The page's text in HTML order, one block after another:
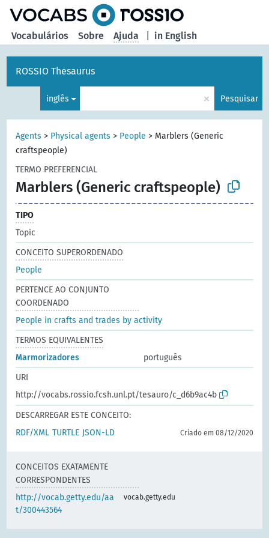
in English
Vocabulários Sobre Ajuda
ROSSIO Thesaurus
inglês × Pesquisar
Agents > Physical agents > People > Marblers (Generic
craftspeople)
TERMO PREFERENCIAL
Marblers (Generic craftspeople)
TIPO
Topic
CONCEITO SUPERORDENADO
People
PERTENCE AO CONJUNTO
COORDENADO
People in crafts and trades by activity
TERMOS EQUIVALENTES
Marmorizadores
português
URI
http://vocabs.rossio.fcsh.unl.pt/tesauro/c_d6b9ac4b
DESCARREGAR ESTE CONCEITO:
RDF/XML TURTLE JSON-LD Criado em 08/12/2020
CONCEITOS EXATAMENTE
CORRESPONDENTES
http://vocab.getty.edu/aa
t/300443564
vocab.getty.edu